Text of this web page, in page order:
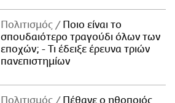
Πολιτισμός
Ποιο είναι το
σπουδαιότερο τραγούδι όλων των
εποχών; - Τι έδειξε έρευνα τριών
πανεπιστημίων
Πολιτισμός
Πέθανε ο ηθοποιός